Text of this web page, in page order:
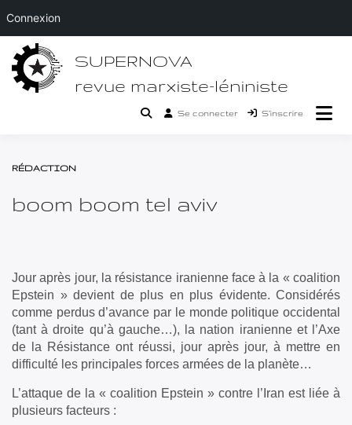
Passer
contenu
SUPERNOVA
revue marxiste-léniniste
Se connecter S’inscrire
RÉDACTION
boom boom tel aviv
Jour après jour, la résistance iranienne face à la « coalition
Epstein » devient de plus en plus évidente. Considérés
comme perdus d’avance par le monde politique occidental
(tant à droite qu’à gauche…), la nation iranienne et l’Axe
de la Résistance ont réussi, jour après jour, à mettre en
difficulté les principales forces armées de la planète…
L’attaque de la « coalition Epstein » contre l’Iran est liée à
plusieurs facteurs :
Connexion